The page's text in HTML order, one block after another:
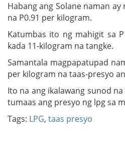
Habang ang Solane naman
na P0.91 per kilogram.
Katumbas ito ng mahigit sa
kada 11-kilogram na tangke.
Samantala magpapatupad
per kilogram na taas-presyo
Ito na ang ikalawang sunod
tumaas ang presyo ng lpg sa
Tags: LPG, taas presyo